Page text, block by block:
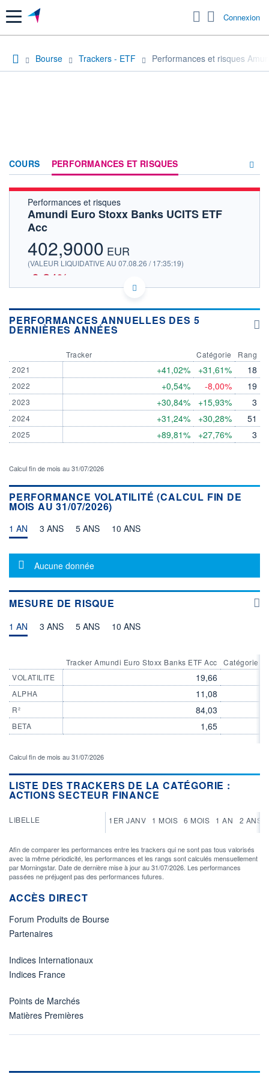
Menu Connexion
Bourse Trackers - ETF Performances et risques
COURS PERFORMANCES ET RISQUES
HISTORIQUE
Performances et risques
Amundi Euro Stoxx Banks UCITS ETF
Acc
402,9000 EUR
(VALEUR LIQUIDATIVE AU 07.08.26 / 17:35:19)
-0,24%
402.9
LU1829219390 - Amundi Luxembourg S.A.
EURONEXT PARIS DONNÉES TEMPS RÉEL
SOUS-JACENT EUROSTOXX BANK TRN
06/08
390
EUROSTOXX BANK TRN
OUVERTURE
403,4500
CLÔTURE VEILLE
403,8500
406,4000
LIMITE À LA
392,8500
LIMITE À LA
412,9500
PEA
BOURSOVIE LUX
RISQUE DU FONDS (SRI)
5/7
+ LISTE
PERFORMANCES ANNUELLES DES 5
DERNIÈRES ANNÉES
2021
2022
2023
2024
2025
Tracker
+41,02%
+0,54%
+30,84%
+31,24%
+89,81%
Catégorie
+31,61%
-8,00%
+15,93%
+30,28%
+27,76%
Rang
18
19
3
51
3
Calcul fin de mois au 31/07/2026
PERFORMANCE VOLATILITÉ (CALCUL FIN DE
MOIS AU 31/07/2026)
1 AN 3 ANS 5 ANS 10 ANS
Message d'information
Aucune donnée
MESURE DE RISQUE
1 AN 3 ANS 5 ANS 10 ANS
VOLATILITE
ALPHA
R²
BETA
Tracker Amundi Euro Stoxx Banks ETF Acc
19,66
11,08
84,03
1,65
Catégorie
Calcul fin de mois au 31/07/2026
LISTE DES TRACKERS DE LA CATÉGORIE :
ACTIONS SECTEUR FINANCE
LIBELLE 1ER JANV 1 MOIS 6 MOIS 1 AN 2 ANS
Afin de comparer les performances entre les trackers qui ne sont pas tous valorisés
avec la même périodicité, les performances et les rangs sont calculés mensuellement
par Morningstar. Date de dernière mise à jour au 31/07/2026. Les performances
passées ne préjugent pas des performances futures.
ACCÈS DIRECT
Forum Produits de Bourse
Partenaires
Indices Internationaux
Indices France
Points de Marchés
Matières Premières